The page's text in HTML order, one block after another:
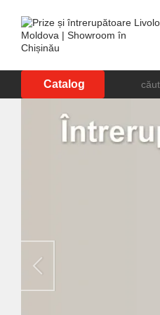
Catalog